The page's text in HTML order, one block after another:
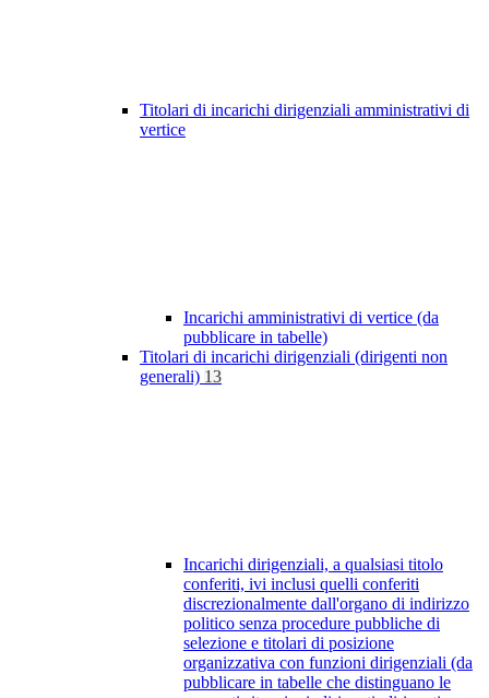
Titolari di incarichi dirigenziali amministrativi di
vertice
Incarichi amministrativi di vertice (da
pubblicare in tabelle)
Titolari di incarichi dirigenziali (dirigenti non
generali) 13
Incarichi dirigenziali, a qualsiasi titolo
conferiti, ivi inclusi quelli conferiti
discrezionalmente dall'organo di indirizzo
politico senza procedure pubbliche di
selezione e titolari di posizione
organizzativa con funzioni dirigenziali (da
pubblicare in tabelle che distinguano le